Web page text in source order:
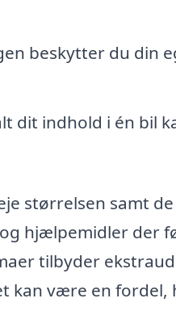
beskytter du din
dit indhold i én bil
størrelsen samt
hjælpemidler der
tilbyder
kan være en fordel,